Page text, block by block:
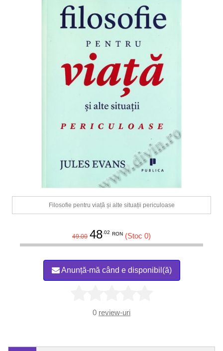
Filosofie pentru viață și alte situații periculoase
49.00 48.02 RON (Stoc 0)
Anunță-mă când e disponibil(ă)
0 review-uri